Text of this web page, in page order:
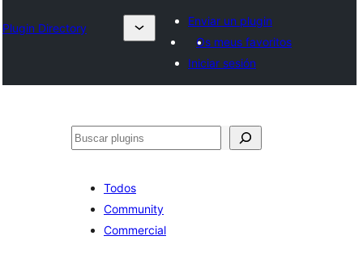
Plugin Directory
Enviar un plugin
Os meus favoritos
Iniciar sesión
Buscar
Todos
Community
Commercial